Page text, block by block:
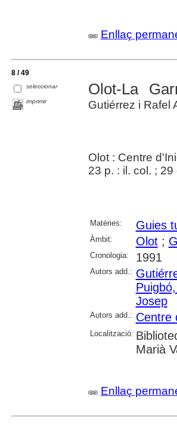
Enllaç
8 / 49
seleccionar
imprimir
Olot-La
Gutiérrez i Rafel
Olot : Centre
23 p. : il. col. ; 29
Matèries: Guies
Àmbit: Olot;
Cronologia: 1991
Autors add.:
Josep
Autors add.: Centre
Localització:
Marià
Enllaç